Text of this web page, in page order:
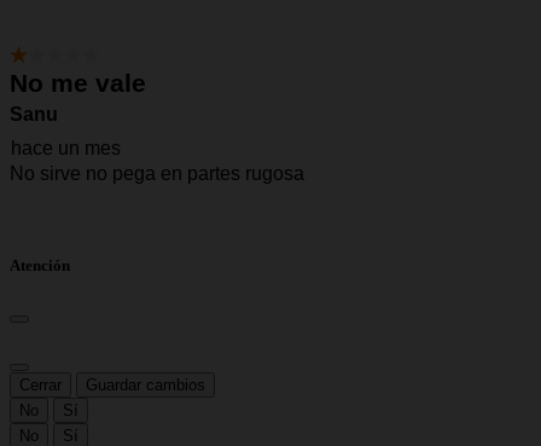
Atención
Cerrar
Guardar cambios
No
Sí
No
Sí